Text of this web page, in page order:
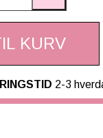
KURV
2-3